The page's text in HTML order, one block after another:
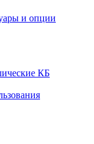
и опции
КБ